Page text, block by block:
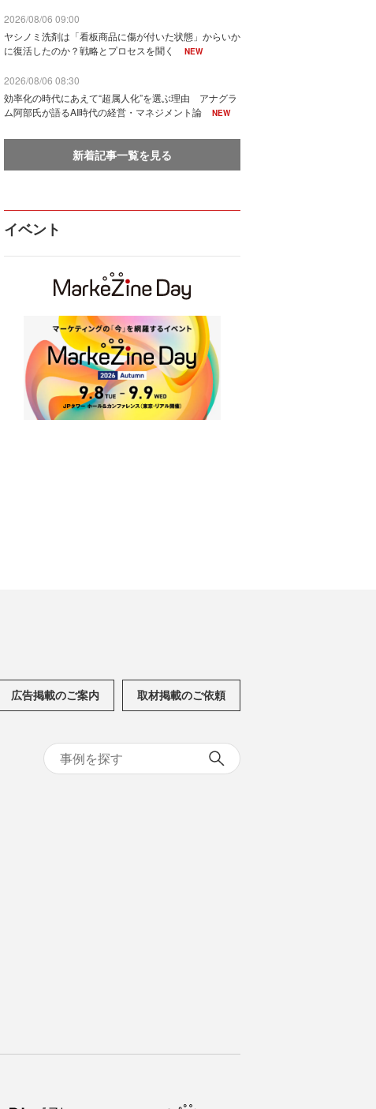
2026/08/06 09:00
ヤシノミ洗剤は「看板商品に傷が付いた状態」からいか
に復活したのか？戦略とプロセスを聞く
NEW
2026/08/06 08:30
効率化の時代にあえて“超属人化”を選ぶ理由 アナグラ
ム阿部氏が語るAI時代の経営・マネジメント論
NEW
新着記事一覧を見る
イベント
広告掲載のご案内 取材掲載のご依頼